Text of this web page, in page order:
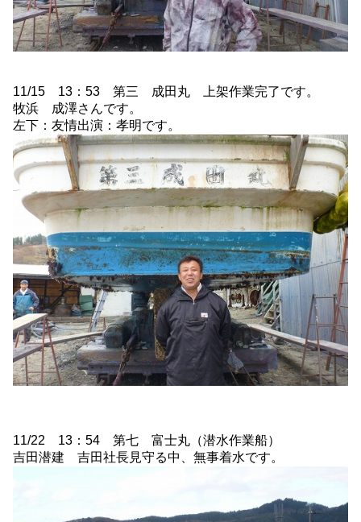
11/15 13：53 第三 成田丸 上架作業完了です。
牧浜 成澤さんです。
左下：友情出演：孝明です。
11/22 13：54 第七 富士丸（潜水作業船）
吉田潜建 吉田社長見守る中、無事着水です。